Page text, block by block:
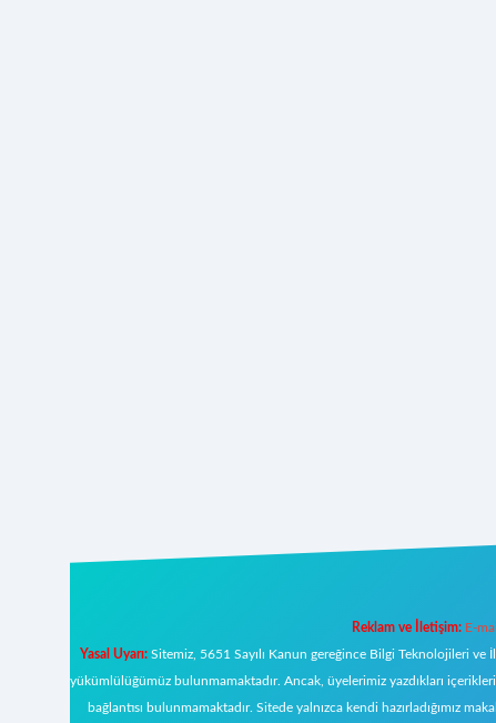
Reklam ve İletişim: E-
Yasal Uyarı:Sitemiz, 5651 Sayılı Kanun gereğince Bilgi Teknolojileri ve
yükümlülüğümüz bulunmamaktadır. Ancak, üyelerimiz yazdıkları
bağlantısı bulunmamaktadır. Sitede yalnızca kendi hazırladığımız